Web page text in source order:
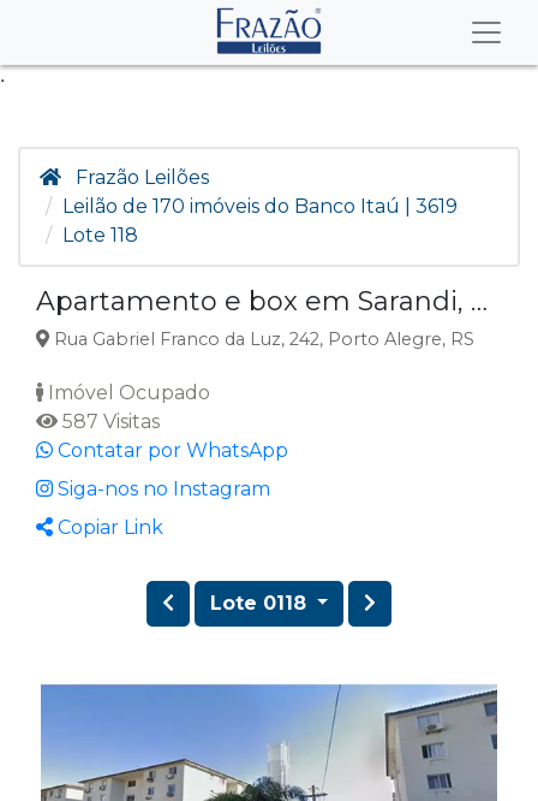
.
Frazão Leilões
Leilão de 170 imóveis do Banco Itaú | 3619
Lote 118
Apartamento e box em Sarandi, Porto Alegre RS
Rua Gabriel Franco da Luz, 242, Porto Alegre, RS
Imóvel Ocupado
587 Visitas
Contatar por WhatsApp
Siga-nos no Instagram
Copiar Link
Lote 0118